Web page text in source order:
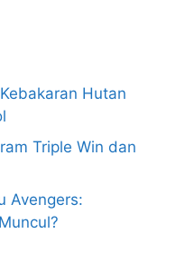
Hutan
Triple Win dan
Avengers: